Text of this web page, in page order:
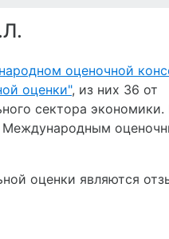
оценочной
оценки", из них 36 от
сектора
Международным
оценки являются